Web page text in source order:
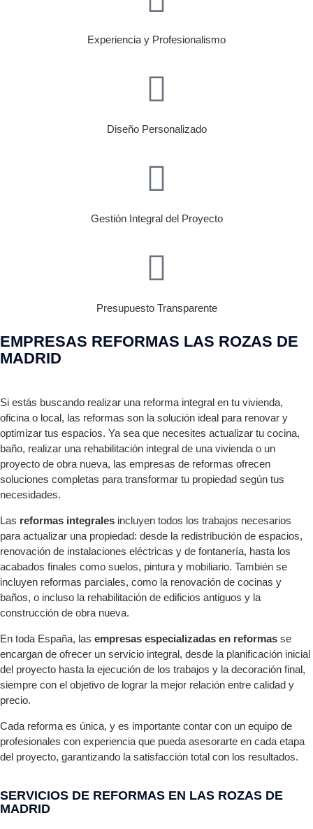
Experiencia y Profesionalismo
Diseño Personalizado
Gestión Integral del Proyecto
Presupuesto Transparente
EMPRESAS REFORMAS LAS ROZAS DE
MADRID
Si estás buscando realizar una reforma integral en tu vivienda,
oficina o local, las reformas son la solución ideal para renovar y
optimizar tus espacios. Ya sea que necesites actualizar tu cocina,
baño, realizar una rehabilitación integral de una vivienda o un
proyecto de obra nueva, las empresas de reformas ofrecen
soluciones completas para transformar tu propiedad según tus
necesidades.
Las reformas integrales incluyen todos los trabajos necesarios
para actualizar una propiedad: desde la redistribución de espacios,
renovación de instalaciones eléctricas y de fontanería, hasta los
acabados finales como suelos, pintura y mobiliario. También se
incluyen reformas parciales, como la renovación de cocinas y
baños, o incluso la rehabilitación de edificios antiguos y la
construcción de obra nueva.
En toda España, las empresas especializadas en reformas se
encargan de ofrecer un servicio integral, desde la planificación inicial
del proyecto hasta la ejecución de los trabajos y la decoración final,
siempre con el objetivo de lograr la mejor relación entre calidad y
precio.
Cada reforma es única, y es importante contar con un equipo de
profesionales con experiencia que pueda asesorarte en cada etapa
del proyecto, garantizando la satisfacción total con los resultados.
SERVICIOS DE REFORMAS EN LAS ROZAS DE
MADRID